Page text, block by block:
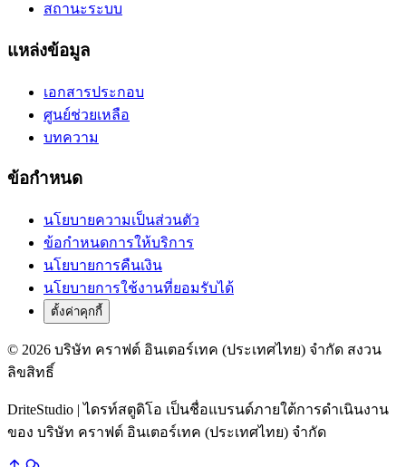
สถานะระบบ
แหล่งข้อมูล
เอกสารประกอบ
ศูนย์ช่วยเหลือ
บทความ
ข้อกำหนด
นโยบายความเป็นส่วนตัว
ข้อกำหนดการให้บริการ
นโยบายการคืนเงิน
นโยบายการใช้งานที่ยอมรับได้
ตั้งค่าคุกกี้
© 2026 บริษัท คราฟต์ อินเตอร์เทค (ประเทศไทย) จำกัด สงวน
ลิขสิทธิ์
DriteStudio | ไดรท์สตูดิโอ เป็นชื่อแบรนด์ภายใต้การดำเนินงาน
ของ บริษัท คราฟต์ อินเตอร์เทค (ประเทศไทย) จำกัด